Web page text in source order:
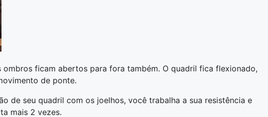
ficam abertos para fora também. O quadril fica flexionado,
de ponte.
de seu quadril com os joelhos, você trabalha a sua resistência e
mais 2 vezes.